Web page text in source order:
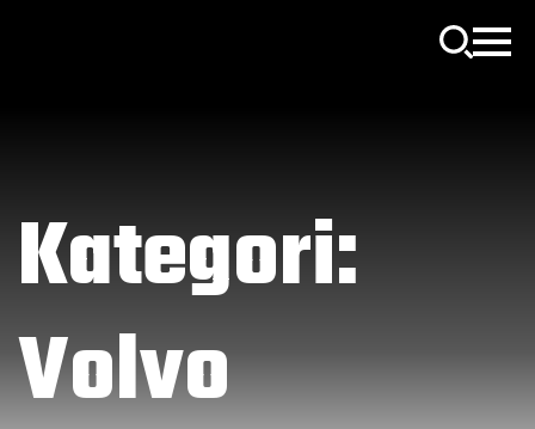
Kategori:
Volvo